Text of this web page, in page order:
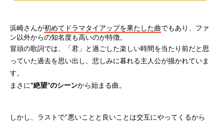
浜崎さんが初めてドラマタイアップを果たした曲でもあり、ファ
ン以外からの知名度も高いのが特徴。
冒頭の歌詞では、「君」と過ごした楽しい時間を当たり前だと思
っていた過去を思い出し、悲しみに暮れる主人公が描かれていま
す。
まさに“絶望”のシーンから始まる曲。
しかし、ラストで“悪いことと良いことは交互にやってくるから